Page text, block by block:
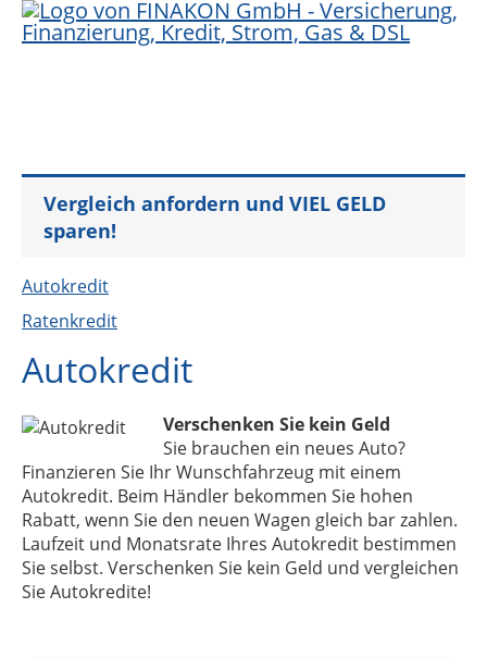
Vergleich anfordern und VIEL GELD
sparen!
Autokredit
Ratenkredit
Autokredit
Verschenken Sie kein Geld
Sie brauchen ein neues Auto?
Finanzieren Sie Ihr Wunschfahrzeug mit einem
Autokredit. Beim Händler bekommen Sie hohen
Rabatt, wenn Sie den neuen Wagen gleich bar zahlen.
Laufzeit und Monatsrate Ihres Autokredit bestimmen
Sie selbst. Verschenken Sie kein Geld und vergleichen
Sie Autokredite!